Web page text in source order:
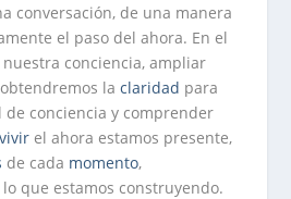
conversación, de una manera
el paso del ahora. En el
conciencia, ampliar
laclaridad para
conciencia y comprender
vivir el ahora estamos presente,
de cada momento,
que estamos construyendo.